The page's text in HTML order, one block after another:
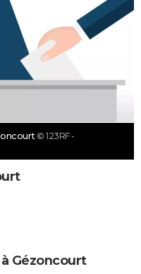
© 123RF -
Gézoncourt